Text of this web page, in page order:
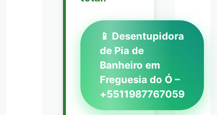
📱 Desentupidora
de Pia de
Banheiro em
Freguesia do Ó –
+5511987767059